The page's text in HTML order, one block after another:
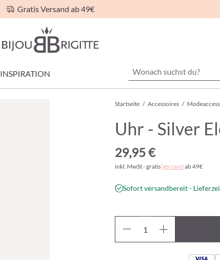
Gratis Versand ab 49€
INSPIRATION
Startseite / Accessoires /
Uhr - Silver
29,95 €
inkl. MwSt - gratisVersand ab 49€
Sofort versandbereit -